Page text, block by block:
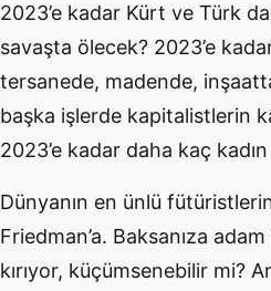
2023’e kadar Kürt ve Türk
savaşta ölecek? 2023’e
tersanede, madende,
başka işlerde kapitalistlerin
2023’e kadar daha kaç
Dünyanın en ünlü
Friedman’a. Baksanıza
kırıyor, küçümsenebilir mi?